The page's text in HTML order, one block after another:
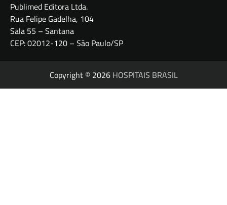
Publimed Editora Ltda.
Rua Felipe Gadelha, 104
Sala 55 – Santana
CEP: 02012-120 – São Paulo/SP
Copyright © 2026 HOSPITAIS BRASIL